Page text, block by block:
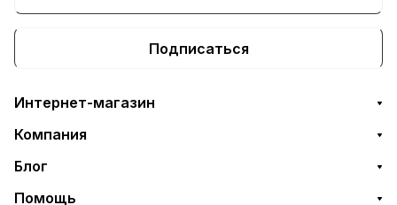
Подписаться
Интернет-магазин
Компания
Блог
Помощь